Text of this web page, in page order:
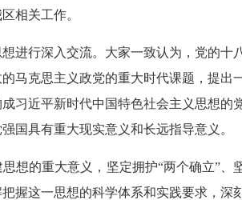
相关工作。
进行深入交流。大家一致认为，党的
马克思主义政党的重大时代课题，提
习近平新时代中国特色社会主义思想
国具有重大现实意义和长远指导意义。
想的重大意义，坚定拥护“两个确立”、
握这一思想的科学体系和实践要求，